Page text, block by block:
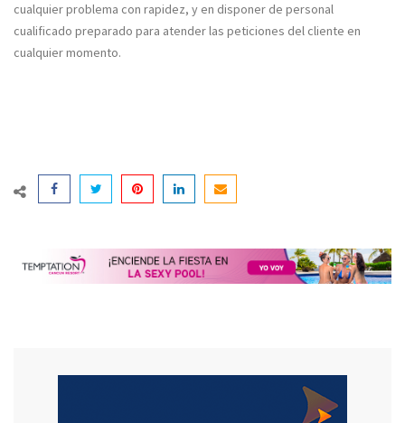
cualquier problema con rapidez, y en disponer de personal
cualificado preparado para atender las peticiones del cliente en
cualquier momento.